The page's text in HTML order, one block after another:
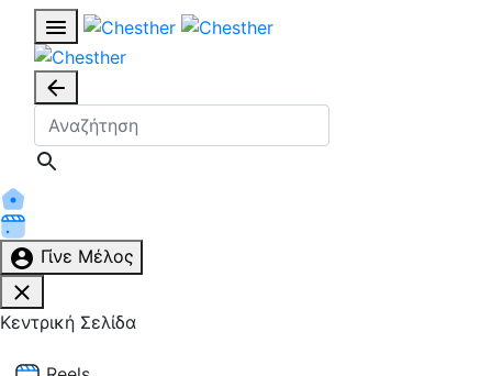
Γίνε Μέλος
Κεντρική Σελίδα